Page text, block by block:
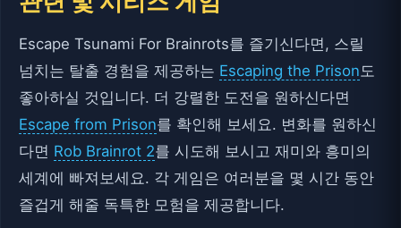
Escape Tsunami For Brainrots를 즐기신다면, 스릴
넘치는 탈출 경험을 제공하는 Escaping the Prison 도
좋아하실 것입니다. 더 강렬한 도전을 원하신다면
Escape from Prison를 확인해 보세요. 변화를 원하신
다면 Rob Brainrot 2를 시도해 보시고 재미와 흥미의
세계에 빠져보세요. 각 게임은 여러분을 몇 시간 동안
즐겁게 해줄 독특한 모험을 제공합니다.